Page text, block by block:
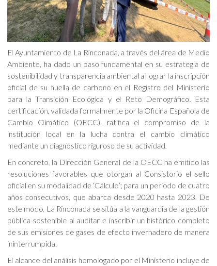
El Ayuntamiento de La Rinconada, a través del área de Medio
Ambiente, ha dado un paso fundamental en su estrategia de
sostenibilidad y transparencia ambiental al lograr la inscripción
oficial de su huella de carbono en el Registro del Ministerio
para la Transición Ecológica y el Reto Demográfico. Esta
certificación, validada formalmente por la Oficina Española de
Cambio Climático (OECC), ratifica el compromiso de la
institución local en la lucha contra el cambio climático
mediante un diagnóstico riguroso de su actividad.
En concreto, la Dirección General de la OECC ha emitido las
resoluciones favorables que otorgan al Consistorio el sello
oficial en su modalidad de ‘Cálculo’; para un periodo de cuatro
años consecutivos, que abarca desde 2020 hasta 2023. De
este modo, La Rinconada se sitúa a la vanguardia de la gestión
pública sostenible al auditar e inscribir un histórico completo
de sus emisiones de gases de efecto invernadero de manera
ininterrumpida.
El alcance del análisis homologado por el Ministerio incluye de